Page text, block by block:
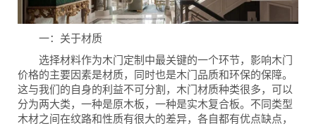
一：关于材质
选择材料作为木门定制中最关键的一个环节，影响木门
价格的主要因素是材质，同时也是木门品质和环保的保障。
这与我们的自身的利益不可分割，木门材质种类很多，可以
分为两大类，一种是原木板，一种是实木复合板。不同类型
木材之间在纹路和性质有很大的差异，各自都有优点缺点，